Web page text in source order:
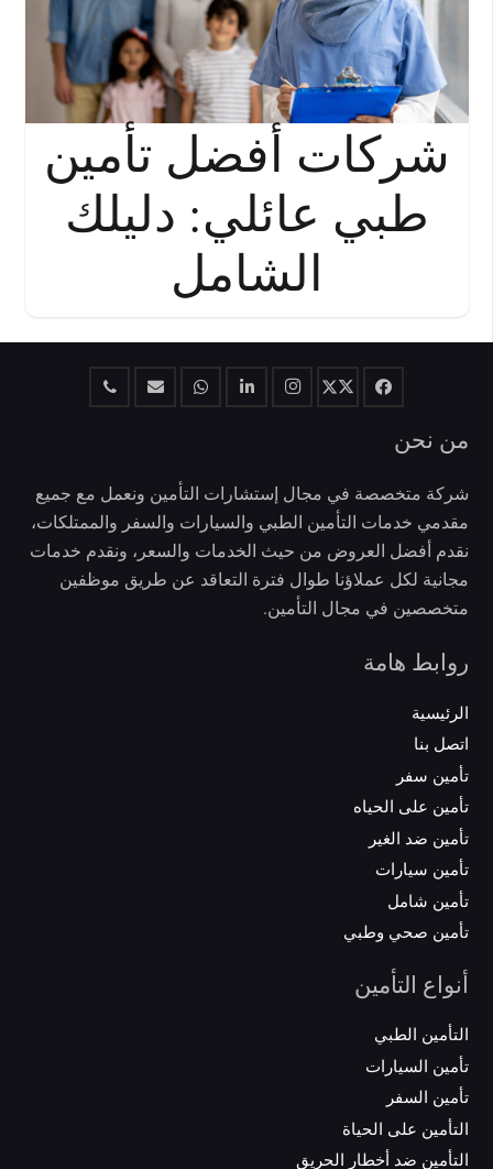
شركات أفضل تأمين
طبي عائلي: دليلك
الشامل
من نحن
شركة متخصصة في مجال إستشارات التأمين ونعمل مع جميع
مقدمي خدمات التأمين الطبي والسيارات والسفر والممتلكات،
نقدم أفضل العروض من حيث الخدمات والسعر، ونقدم خدمات
مجانية لكل عملاؤنا طوال فترة التعاقد عن طريق موظفين
متخصصين في مجال التأمين.
روابط هامة
الرئيسية
اتصل بنا
تأمين سفر
تأمين على الحياه
تأمين ضد الغير
تأمين سيارات
تأمين شامل
تأمين صحي وطبي
أنواع التأمين
التأمين الطبي
تأمين السيارات
تأمين السفر
التأمين على الحياة
التأمين ضد أخطار الحريق